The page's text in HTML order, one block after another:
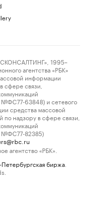
1995–
агентства «РБК»
информации
сфере связи,
63848) и сетевого
средства массовой
надзору в сфере связи,
№ФС77-82385)
агентство «РБК».
биржа